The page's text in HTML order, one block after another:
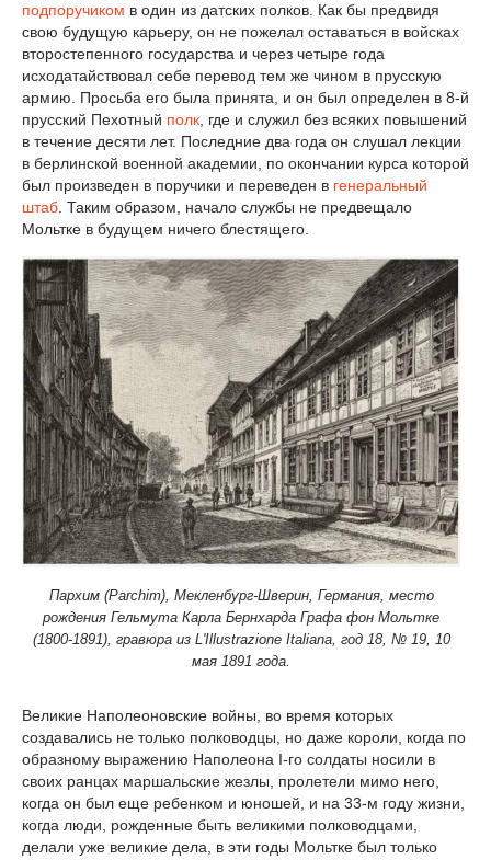
подпоручиком в один из датских полков. Как бы предвидя
свою будущую карьеру, он не пожелал оставаться в войсках
второстепенного государства и через четыре года
исходатайствовал себе перевод тем же чином в прусскую
армию. Просьба его была принята, и он был определен в 8-й
прусский Пехотный полк , где и служил без всяких повышений
в течение десяти лет. Последние два года он слушал лекции
в берлинской военной академии, по окончании курса которой
был произведен в поручики и переведен в генеральный
штаб . Таким образом, начало службы не предвещало
Мольтке в будущем ничего блестящего.
Пархим (Parchim), Мекленбург-Шверин, Германия, место
рождения Гельмута Карла Бернхарда Графа фон Мольтке
(1800-1891), гравюра из L'Illustrazione Italiana, год 18, № 19, 10
мая 1891 года.
Великие Наполеоновские войны, во время которых
создавались не только полководцы, но даже короли, когда по
образному выражению Наполеона I-го солдаты носили в
своих ранцах маршальские жезлы, пролетели мимо него,
когда он был еще ребенком и юношей, и на 33-м году жизни,
когда люди, рожденные быть великими полководцами,
делали уже великие дела, в эти годы Мольтке был только